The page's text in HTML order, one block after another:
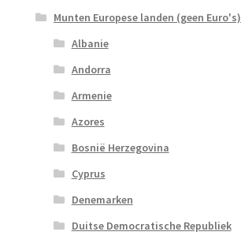
Munten Europese landen (geen Euro's)
Albanie
Andorra
Armenie
Azores
Bosnië Herzegovina
Cyprus
Denemarken
Duitse Democratische Republiek